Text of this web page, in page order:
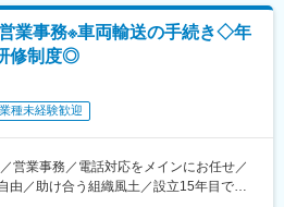
習得後に先輩社員との同行営業を行うた
てご入社いただけます。
部品の卸売事業を展開しています。特
いすずなどの大手トラックメーカーのデ
る業務
に訪問、電話やメールで、必要な部品が
だきます。
けることもあります。
どは一切ございません。
が取れた仕事です！
業事務※車両輸送の手続き◇年
修制度◎
業種未経験歓迎
営業事務／電話対応をメインにお任せ／
由／助け合う組織風土／設立15年目で売